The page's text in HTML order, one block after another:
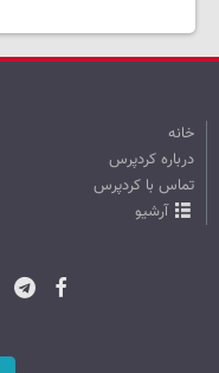
خانه
درباره کردپرس
تماس با کردپرس
آرشیو